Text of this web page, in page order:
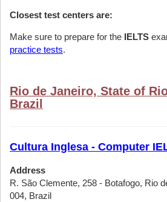
Closest test centers are:
Make sure to prepare for the IELTS
practice tests.
Rio de Janeiro, State of
Brazil
Cultura Inglesa - Computer
Address
R. São Clemente, 258 - Botafogo, Rio
004, Brazil